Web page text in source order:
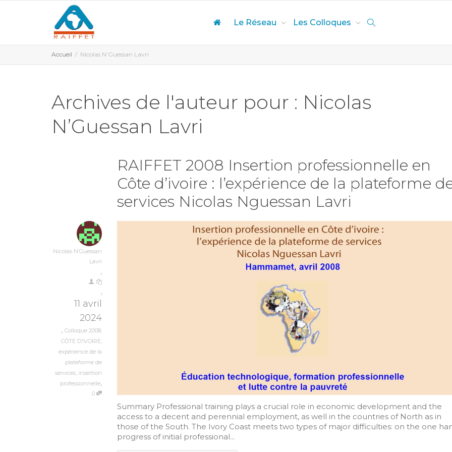
Le Réseau Les Colloques
Accueil Nicolas N’Guessan Lavri
Archives de l'auteur pour : Nicolas
N’Guessan Lavri
RAIFFET 2008 Insertion professionnelle en
Côte d’ivoire : l’expérience de la plateforme
services Nicolas Nguessan Lavri
Nicolas N’Guessan
Lavri
,
,
11 avril
2024
, Colloque 2008,
CÔTE D’IVOIRE,
expérience de la
plateforme de
services, insertion
professionnelle,
0
Summary Professional training plays a crucial role in economic development and the
access to a decent and perennial employment, as well in the countries of North as in
those of the South. The Ivory Coast meets two types of major difficulties: on the one
progress of initial professional...